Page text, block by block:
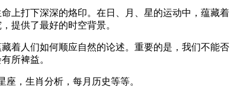
上打下深深的烙印。在日、月、星的运动中，蕴藏着
提供了最好的时空背景。
着人们如何顺应自然的论述。重要的是，我们不能否
所裨益。
，生肖分析，每月历史等等。